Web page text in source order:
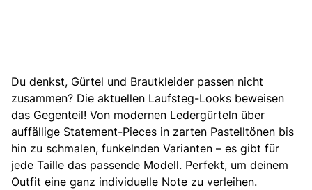
Du denkst, Gürtel und Brautkleider passen nicht
zusammen? Die aktuellen Laufsteg-Looks beweisen
das Gegenteil! Von modernen Ledergürteln über
auffällige Statement-Pieces in zarten Pastelltönen bis
hin zu schmalen, funkelnden Varianten – es gibt für
jede Taille das passende Modell. Perfekt, um deinem
Outfit eine ganz individuelle Note zu verleihen.